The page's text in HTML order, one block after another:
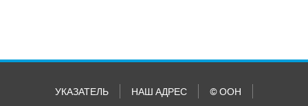
УКАЗАТЕЛЬ НАШ АДРЕС © ООН